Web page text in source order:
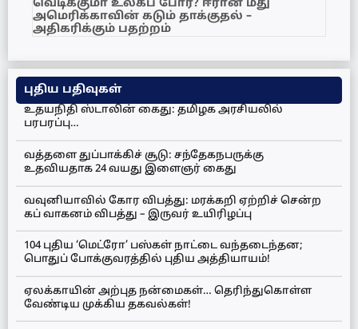
வெடிக்குமா உலகப் போர்? ஈரான் மீது
அமெரிக்காவின் கடும் தாக்குதல் –
அதிகரிக்கும் பதற்றம்
புதிய பதிவுகள்
உதயநிதி ஸ்டாலின் கைது: தமிழக அரசியலில்
பரபரப்பு…
வத்தளை துப்பாக்கிச் சூடு: சந்தேகநபருக்கு
உதவியதாக 24 வயது இளைஞர் கைது
வவுனியாவில் கோர விபத்து: மரக்கறி ஏற்றிச் சென்ற
கப் வாகனம் விபத்து – இருவர் உயிரிழப்பு
104 புதிய ‘மெட்ரோ’ பஸ்கள் நாட்டை வந்தடைந்தன;
பொதுப் போக்குவரத்தில் புதிய அத்தியாயம்!
ஏலக்காயின் அற்புத நன்மைகள்… தெரிந்துகொள்ள
வேண்டிய முக்கிய தகவல்கள்!